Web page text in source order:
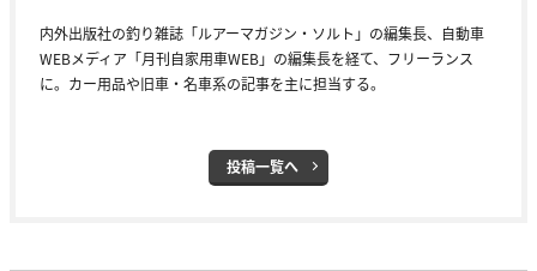
内外出版社の釣り雑誌「ルアーマガジン・ソルト」の編集長、自動車
WEBメディア「月刊自家用車WEB」の編集長を経て、フリーランス
に。カー用品や旧車・名車系の記事を主に担当する。
投稿一覧へ